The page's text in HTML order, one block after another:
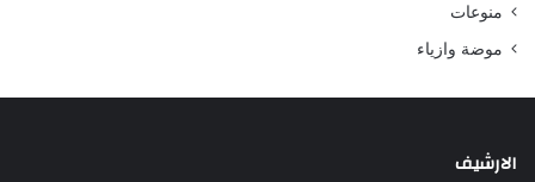
منوعات
موضة وازياء
الارشيف